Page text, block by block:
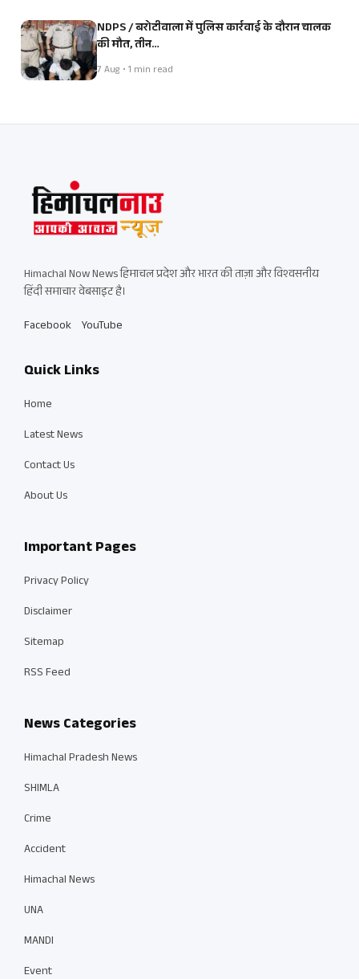
NDPS / बरोटीवाला में पुलिस कार्रवाई के दौरान चालक
की मौत, तीन…
7 Aug • 1 min read
Himachal Now News हिमाचल प्रदेश और भारत की ताज़ा और विश्वसनीय
हिंदी समाचार वेबसाइट है।
Facebook YouTube
Quick Links
Home
Latest News
Contact Us
About Us
Important Pages
Privacy Policy
Disclaimer
Sitemap
RSS Feed
News Categories
Himachal Pradesh News
SHIMLA
Crime
Accident
Himachal News
UNA
MANDI
Event